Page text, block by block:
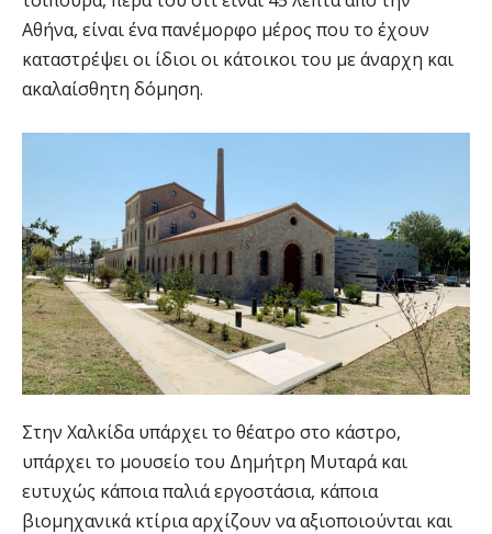
Αθήνα, είναι ένα πανέμορφο μέρος που το έχουν
καταστρέψει οι ίδιοι οι κάτοικοι του με άναρχη και
ακαλαίσθητη δόμηση.
Στην Χαλκίδα υπάρχει το θέατρο στο κάστρο,
υπάρχει το μουσείο του Δημήτρη Μυταρά και
ευτυχώς κάποια παλιά εργοστάσια, κάποια
βιομηχανικά κτίρια αρχίζουν να αξιοποιούνται και